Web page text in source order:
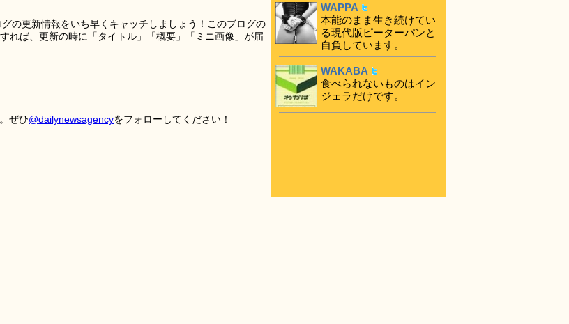
の更新情報をいち早くキャッチしましょう！このブログの
れば、更新の時に「タイトル」「概要」「ミニ画像」が届
ぜひ@dailynewsagencyをフォローしてください！
WAPPA
本能のまま生き続けてい
る現代版ピーターパンと
自負しています。
WAKABA
食べられないものはイン
ジェラだけです。